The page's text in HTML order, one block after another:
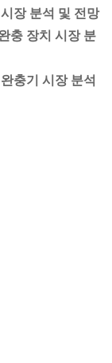
장 분석 및 전망
충 장치 시장 분
충기 시장 분석